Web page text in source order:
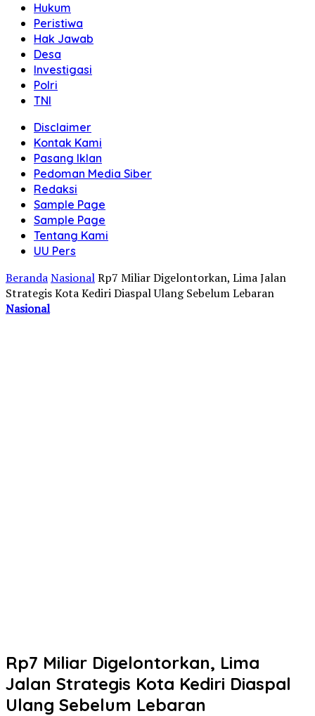
Hukum
Peristiwa
Hak Jawab
Desa
Investigasi
Polri
TNI
Disclaimer
Kontak Kami
Pasang Iklan
Pedoman Media Siber
Redaksi
Sample Page
Sample Page
Tentang Kami
UU Pers
BerandaNasionalRp7 Miliar Digelontorkan, Lima Jalan
Strategis Kota Kediri Diaspal Ulang Sebelum Lebaran
Nasional
Rp7 Miliar Digelontorkan, Lima
Jalan Strategis Kota Kediri Diaspal
Ulang Sebelum Lebaran